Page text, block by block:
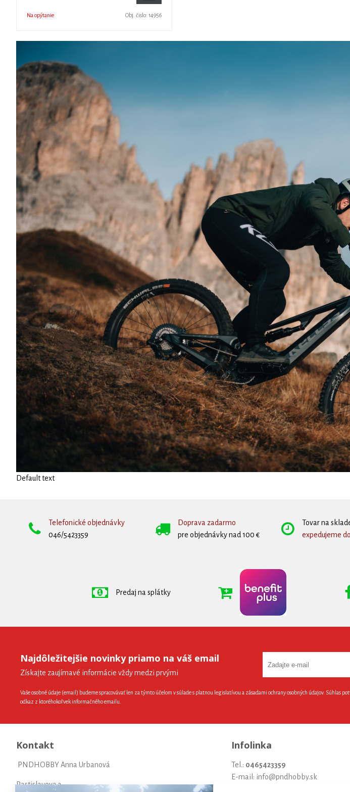
Na opýtanie Obj. čislo: 14956
Default text
Telefonické objednávky
046/5423359
Doprava zadarmo
pre objednávky nad 100 €
Tovar na
expedujeme
Predaj na splátky
Najdôležitejšie novinky priamo na váš email
Získajte zaujímavé informácie vždy medzi prvými
Vaše osobné údaje (email) budeme spracovávať len za týmto účelom v súlade s platnou legislatívou a zásadami ochrany osobných údajov.
odkaz z ktoréhokoľvek informačného emailu.
Kontakt
PNDHOBBY Anna Urbanová
Rastislavova 3
Infolinka
Tel.: 0465423359
E-mail: info@pndhobby.sk